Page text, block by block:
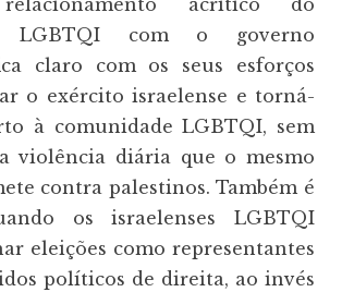
acrítico do
LGBTQI com o governo
claro com os seus esforços
o exército israelense e torná-
à comunidade LGBTQI, sem
violência diária que o mesmo
contra palestinos. Também é
os israelenses LGBTQI
eleições como representantes
políticos de direita, ao invés